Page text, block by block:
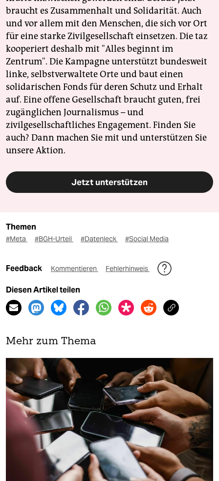
braucht es Zusammenhalt und Solidarität. Auch
und vor allem mit den Menschen, die sich vor Ort
für eine starke Zivilgesellschaft einsetzen. Die taz
kooperiert deshalb mit "Alles beginnt im
Zentrum". Die Kampagne unterstützt bundesweit
linke, selbstverwaltete Orte und baut einen
solidarischen Fonds für deren Schutz und Erhalt
auf. Eine offene Gesellschaft braucht guten, frei
zugänglichen Journalismus – und
zivilgesellschaftliches Engagement. Finden Sie
auch? Dann machen Sie mit und unterstützen Sie
unsere Aktion.
Jetzt unterstützen
Themen
#Meta #BGH-Urteil #Datenleck #Social Media
Feedback Kommentieren Fehlerhinweis
Diesen Artikel teilen
Mehr zum Thema